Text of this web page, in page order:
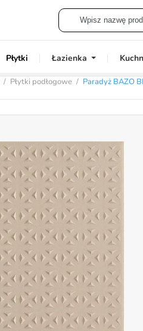
Płytki Łazienka
Płytki podłogowe Paradyż BAZO